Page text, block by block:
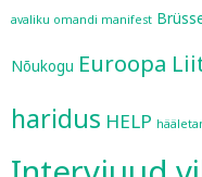
avaliku omandi manifest
Nõukogu Euroopa
haridus HELP